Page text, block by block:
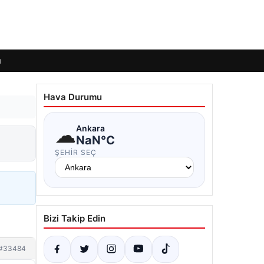
Hava Durumu
☁Ankara
NaN°C
ŞEHIR SEÇ
Bizi Takip Edin